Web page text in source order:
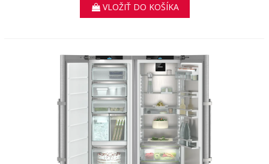
VLOŽIŤ DO KOŠÍKA